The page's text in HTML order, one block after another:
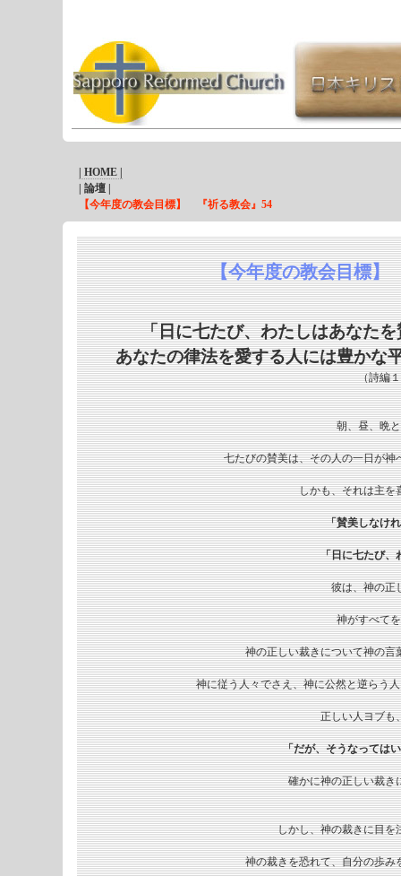
| HOME |
| 論壇 |
【今年度の教会目標】 『祈る教会』54
【今年度の教会目標
「日に七たび、わたしはあなた
あなたの律法を愛する人には豊かな
（詩編
朝、昼、晩
七たびの賛美は、その人の一日が
しかも、それは主を
「賛美しなけ
「日に七たび、
彼は、神の正
神がすべて
神の正しい裁きについて神の言
神に従う人々でさえ、神に公然と逆らう
正しい人ヨブも
「だが、そうなっては
確かに神の正しい裁き
しかし、神の裁きに目を
神の裁きを恐れて、自分の歩み